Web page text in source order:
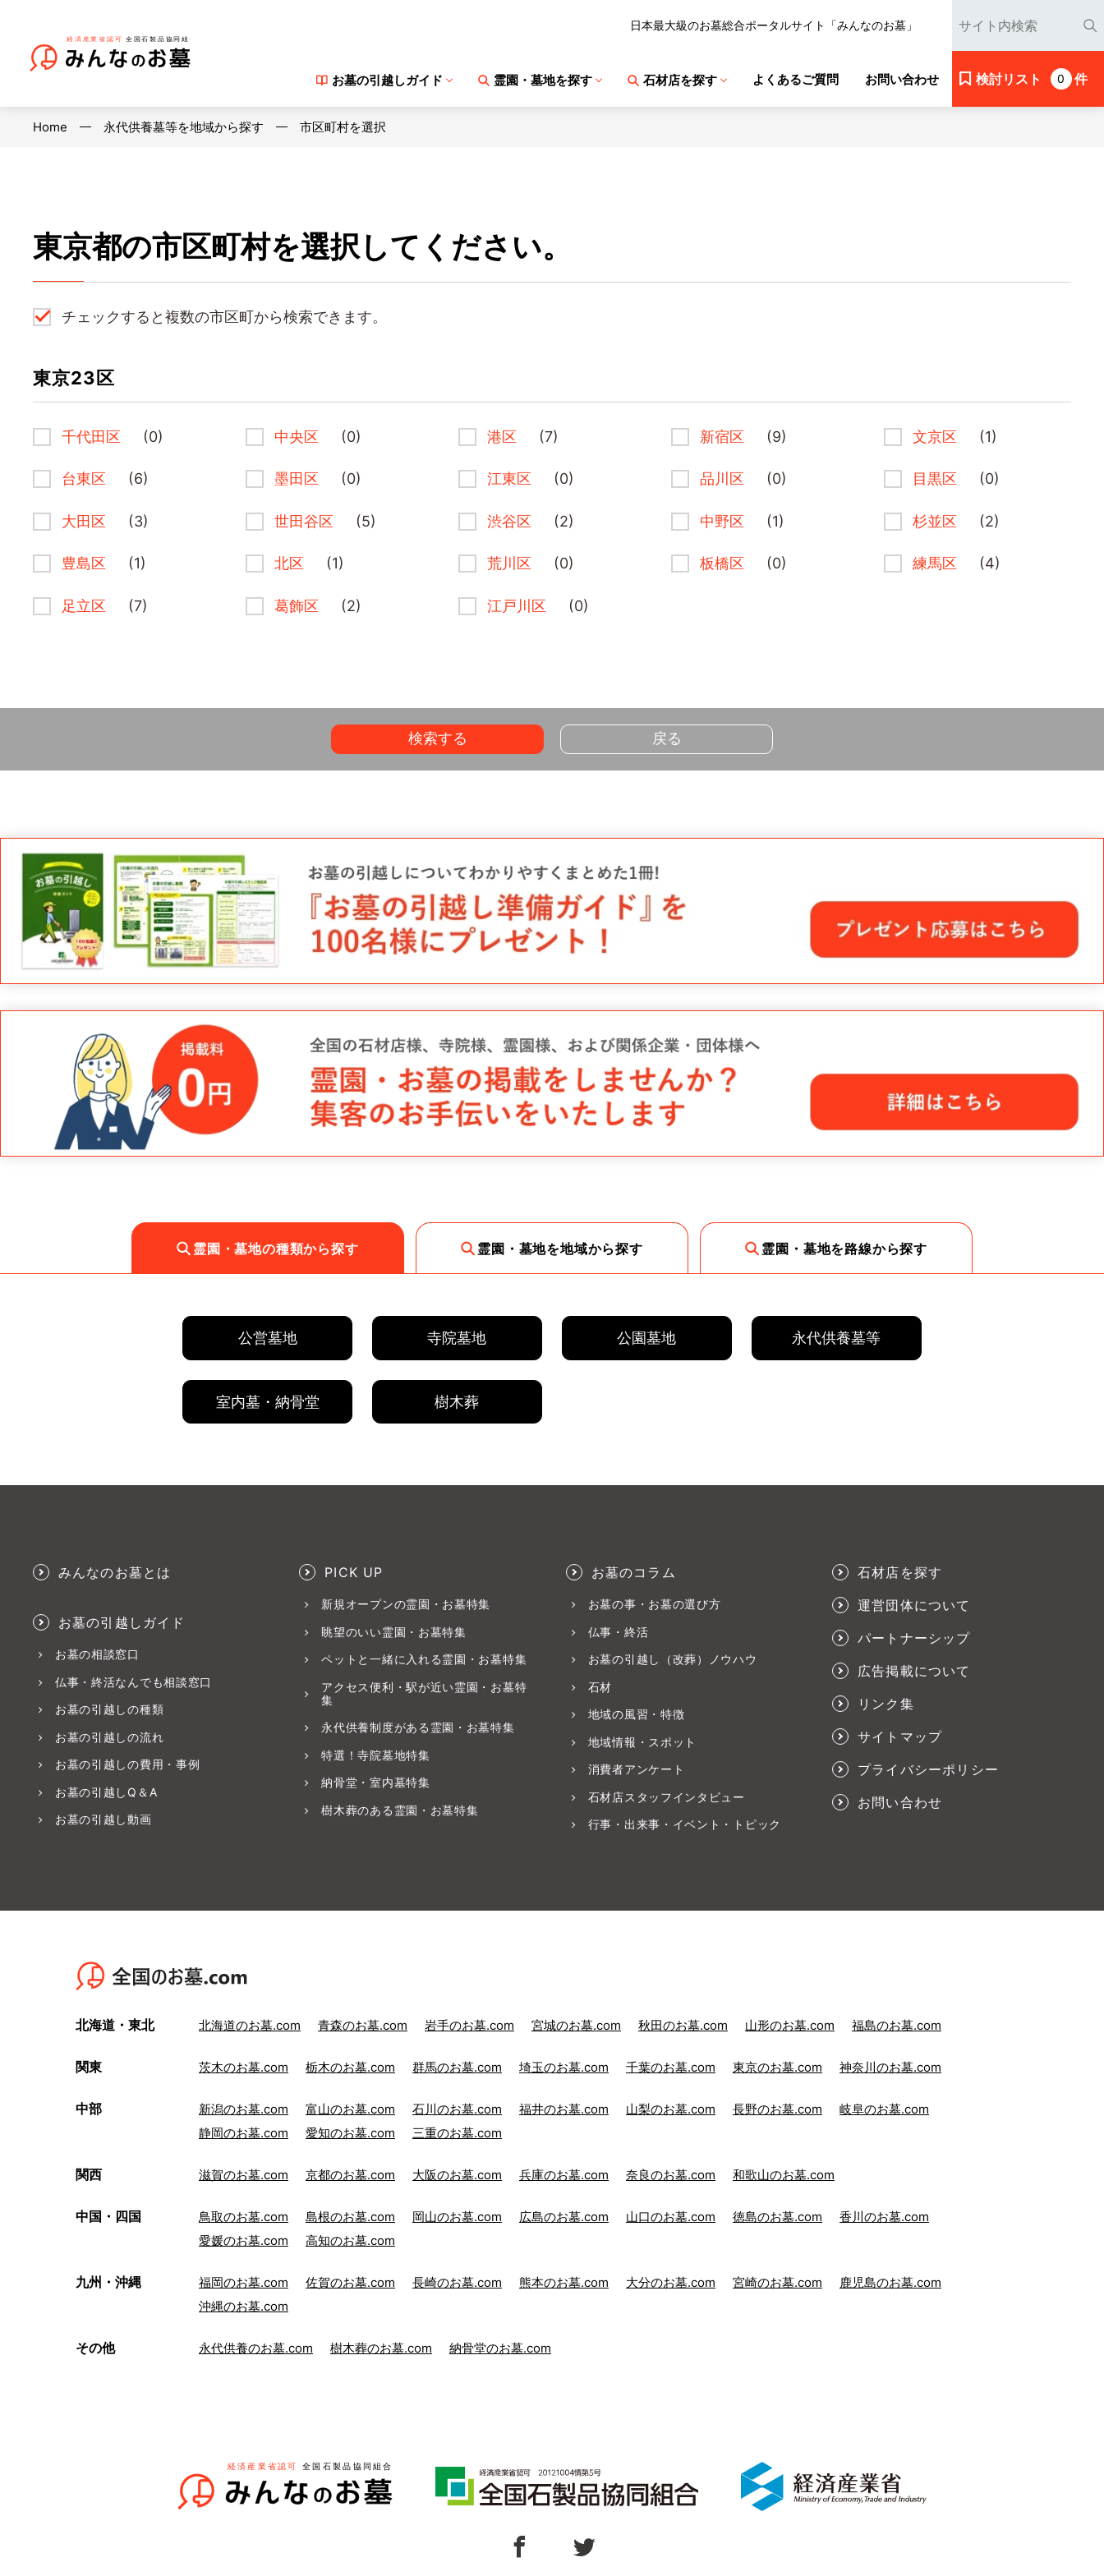
日本最大級のお墓総合ポータルサイト「みんなのお墓」
お墓の引越しガイド 霊園・墓地を探す 石材店を探す よくあるご質問 お問い合わせ 検討リスト 0 件
Home 永代供養墓等を地域から探す 市区町村を選択
東京都の市区町村を選択してください。
チェックすると複数の市区町から検索できます。
東京23区
千代田区 (0) 中央区 (0) 港区 (7) 新宿区 (9) 文京区 (1)
台東区 (6) 墨田区 (0) 江東区 (0) 品川区 (0) 目黒区 (0)
大田区 (3) 世田谷区 (5) 渋谷区 (2) 中野区 (1) 杉並区 (2)
豊島区 (1) 北区 (1) 荒川区 (0) 板橋区 (0) 練馬区 (4)
足立区 (7) 葛飾区 (2) 江戸川区 (0)
検索する 戻る
霊園・墓地の種類から探す 霊園・墓地を地域から探す 霊園・墓地を路線から探す
公営墓地 寺院墓地 公園墓地 永代供養墓等
室内墓・納骨堂 樹木葬
みんなのお墓とは
お墓の引越しガイド
お墓の相談窓口
仏事・終活なんでも相談窓口
お墓の引越しの種類
お墓の引越しの流れ
お墓の引越しの費用・事例
お墓の引越しQ＆A
お墓の引越し動画
PICK UP
新規オープンの霊園・お墓特集
眺望のいい霊園・お墓特集
ペットと一緒に入れる霊園・お墓特集
アクセス便利・駅が近い霊園・お墓特
集
永代供養制度がある霊園・お墓特集
特選！寺院墓地特集
納骨堂・室内墓特集
樹木葬のある霊園・お墓特集
お墓のコラム
お墓の事・お墓の選び方
仏事・終活
お墓の引越し（改葬）ノウハウ
石材
地域の風習・特徴
地域情報・スポット
消費者アンケート
石材店スタッフインタビュー
行事・出来事・イベント・トピック
石材店を探す
運営団体について
パートナーシップ
広告掲載について
リンク集
サイトマップ
プライバシーポリシー
お問い合わせ
北海道・東北 北海道のお墓.com 青森のお墓.com 岩手のお墓.com 宮城のお墓.com 秋田のお墓.com 山形のお墓.com 福島のお墓.com
関東 茨木のお墓.com 栃木のお墓.com 群馬のお墓.com 埼玉のお墓.com 千葉のお墓.com 東京のお墓.com 神奈川のお墓.com
中部 新潟のお墓.com 富山のお墓.com 石川のお墓.com 福井のお墓.com 山梨のお墓.com 長野のお墓.com
岐阜のお墓.com
静岡のお墓.com
愛知のお墓.com 三重のお墓.com
関西 滋賀のお墓.com 京都のお墓.com 大阪のお墓.com 兵庫のお墓.com 奈良のお墓.com 和歌山のお墓.com
中国・四国 鳥取のお墓.com 島根のお墓.com 岡山のお墓.com 広島のお墓.com 山口のお墓.com 徳島のお墓.com
香川のお墓.com
愛媛のお墓.com
高知のお墓.com
九州・沖縄 福岡のお墓.com 佐賀のお墓.com 長崎のお墓.com 熊本のお墓.com 大分のお墓.com 宮崎のお墓.com
鹿児島のお墓.com
沖縄のお墓.com
その他 永代供養のお墓.com 樹木葬のお墓.com 納骨堂のお墓.com